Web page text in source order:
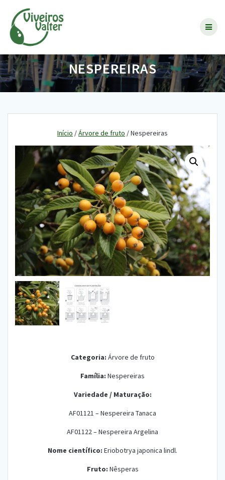
NESPEREIRAS
Início /Árvore de fruto / Nespereiras
Categoria: Árvore de fruto
Família: Nespereiras
Variedade / Maturação:
AF01121 – Nespereira Tanaca
AF01122 – Nespereira Argelina
Nome científico: Eriobotrya japonica lindl.
Fruto: Nêsperas